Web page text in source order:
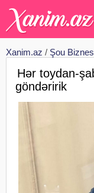
Xanim.az / Şou Biznes
Hər toydan-
göndəririk